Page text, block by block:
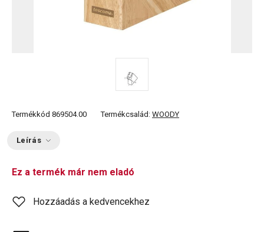
Termékkód 869504.00 Termékcsalád: WOODY
Leírás
Ez a termék már nem eladó
Hozzáadás a kedvencekhez